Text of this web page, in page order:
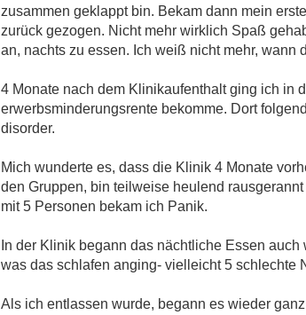
zusammen geklappt bin. Bekam dann mein
zurück gezogen. Nicht mehr wirklich Spaß
an, nachts zu essen. Ich weiß nicht mehr, wann
4 Monate nach dem Klinikaufenthalt ging ich in
erwerbsminderungsrente bekomme. Dort
disorder.
Mich wunderte es, dass die Klinik 4 Monate
den Gruppen, bin teilweise heulend
mit 5 Personen bekam ich Panik.
In der Klinik begann das nächtliche Essen
was das schlafen anging- vielleicht 5 schlechte
Als ich entlassen wurde, begann es wieder